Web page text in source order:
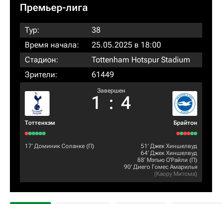
Премьер-лига
Тур:
38
Время начала:
25.05.2025 в 18:00
Стадион:
Tottenham Hotspur Stadium
Зрители:
61449
Тоттенхэм
Завершен
1 : 4
Брайтон
17‎’‎ Доминик Соланке (П) 51‎’‎ Джек Хиншелвуд
64‎’‎ Джек Хиншелвуд
88‎’‎ Мэтью О'Райли (П)
90‎’‎ Диего Гомес Амарилья
(Каору Митома)